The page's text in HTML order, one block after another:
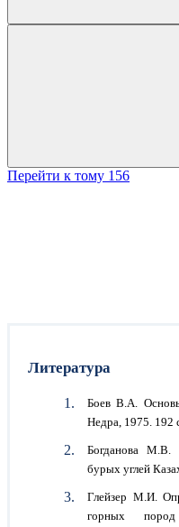
Перейти к тому 156
Литература
Боев В.А.
Недра, 1975. 192
Богданова М.В.
бурых углей
Глейзер М.И.
горных пород